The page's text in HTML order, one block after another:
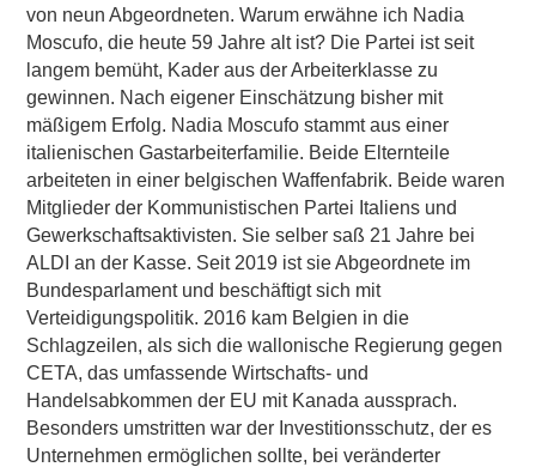
von neun Abgeordneten. Warum erwähne ich Nadia
Moscufo, die heute 59 Jahre alt ist? Die Partei ist seit
langem bemüht, Kader aus der Arbeiterklasse zu
gewinnen. Nach eigener Einschätzung bisher mit
mäßigem Erfolg. Nadia Moscufo stammt aus einer
italienischen Gastarbeiterfamilie. Beide Elternteile
arbeiteten in einer belgischen Waffenfabrik. Beide waren
Mitglieder der Kommunistischen Partei Italiens und
Gewerkschaftsaktivisten. Sie selber saß 21 Jahre bei
ALDI an der Kasse. Seit 2019 ist sie Abgeordnete im
Bundesparlament und beschäftigt sich mit
Verteidigungspolitik. 2016 kam Belgien in die
Schlagzeilen, als sich die wallonische Regierung gegen
CETA, das umfassende Wirtschafts- und
Handelsabkommen der EU mit Kanada aussprach.
Besonders umstritten war der Investitionsschutz, der es
Unternehmen ermöglichen sollte, bei veränderter